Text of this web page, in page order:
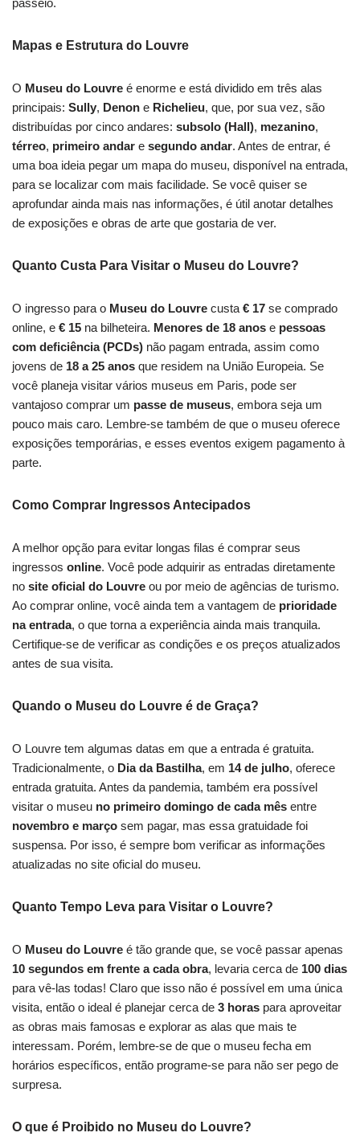
passeio.
Mapas e Estrutura do Louvre
O Museu do Louvre é enorme e está dividido em três alas
principais: Sully, Denon e Richelieu, que, por sua vez, são
distribuídas por cinco andares: subsolo (Hall), mezanino,
térreo, primeiro andar e segundo andar. Antes de entrar, é
uma boa ideia pegar um mapa do museu, disponível na entrada,
para se localizar com mais facilidade. Se você quiser se
aprofundar ainda mais nas informações, é útil anotar detalhes
de exposições e obras de arte que gostaria de ver.
Quanto Custa Para Visitar o Museu do Louvre?
O ingresso para o Museu do Louvre custa € 17 se comprado
online, e € 15 na bilheteira. Menores de 18 anos e pessoas
com deficiência (PCDs) não pagam entrada, assim como
jovens de 18 a 25 anos que residem na União Europeia. Se
você planeja visitar vários museus em Paris, pode ser
vantajoso comprar um passe de museus, embora seja um
pouco mais caro. Lembre-se também de que o museu oferece
exposições temporárias, e esses eventos exigem pagamento à
parte.
Como Comprar Ingressos Antecipados
A melhor opção para evitar longas filas é comprar seus
ingressos online. Você pode adquirir as entradas diretamente
no site oficial do Louvre ou por meio de agências de turismo.
Ao comprar online, você ainda tem a vantagem de prioridade
na entrada, o que torna a experiência ainda mais tranquila.
Certifique-se de verificar as condições e os preços atualizados
antes de sua visita.
Quando o Museu do Louvre é de Graça?
O Louvre tem algumas datas em que a entrada é gratuita.
Tradicionalmente, o Dia da Bastilha, em 14 de julho, oferece
entrada gratuita. Antes da pandemia, também era possível
visitar o museu no primeiro domingo de cada mês entre
novembro e março sem pagar, mas essa gratuidade foi
suspensa. Por isso, é sempre bom verificar as informações
atualizadas no site oficial do museu.
Quanto Tempo Leva para Visitar o Louvre?
O Museu do Louvre é tão grande que, se você passar apenas
10 segundos em frente a cada obra, levaria cerca de 100 dias
para vê-las todas! Claro que isso não é possível em uma única
visita, então o ideal é planejar cerca de 3 horas para aproveitar
as obras mais famosas e explorar as alas que mais te
interessam. Porém, lembre-se de que o museu fecha em
horários específicos, então programe-se para não ser pego de
surpresa.
O que é Proibido no Museu do Louvre?